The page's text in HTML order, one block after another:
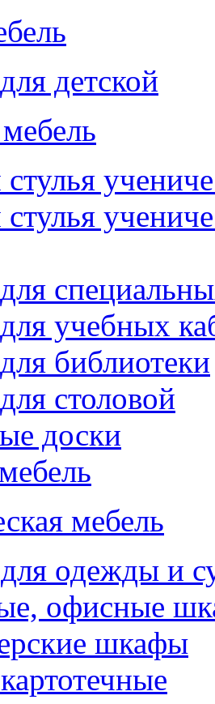
детской
учебных
библиотеки
столовой
доски
мебель
одежды и
офисные
шкафы